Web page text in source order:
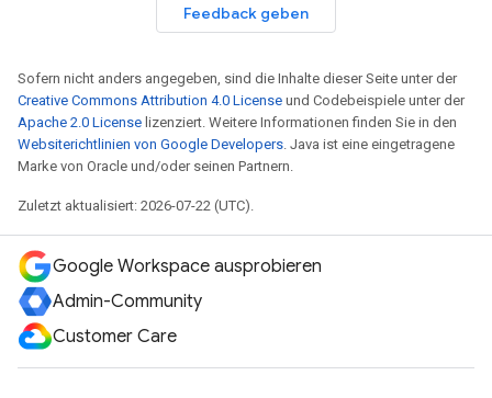
Feedback geben
Sofern nicht anders angegeben, sind die Inhalte dieser Seite unter der
Creative Commons Attribution 4.0 License und Codebeispiele unter der
Apache 2.0 License lizenziert. Weitere Informationen finden Sie in den
Websiterichtlinien von Google Developers. Java ist eine eingetragene
Marke von Oracle und/oder seinen Partnern.
Zuletzt aktualisiert: 2026-07-22 (UTC).
Google Workspace ausprobieren
Admin-Community
Customer Care